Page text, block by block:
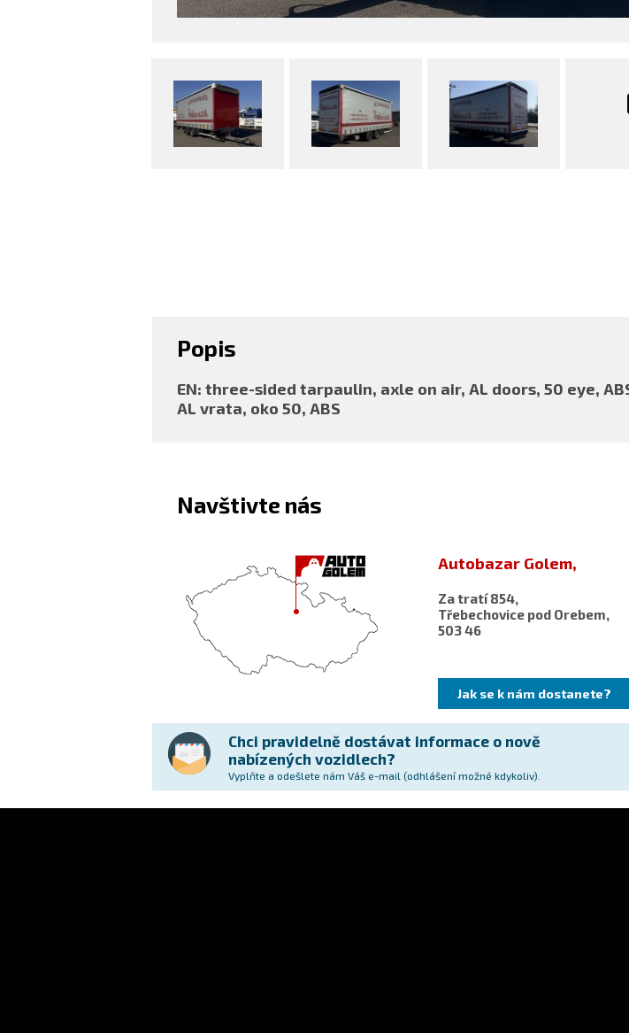
Popis
EN: three-sided tarpaulin, axle on air, AL doors, 50 eye,
AL vrata, oko 50, ABS
Navštivte nás
Autobazar Golem,
Za tratí 854,
Třebechovice pod Orebem,
503 46
Jak se k nám dostanete?
Chci pravidelně dostávat informace o nově
nabízených vozidlech?
Vyplňte a odešlete nám Váš e-mail (odhlášení možné kdykoliv).